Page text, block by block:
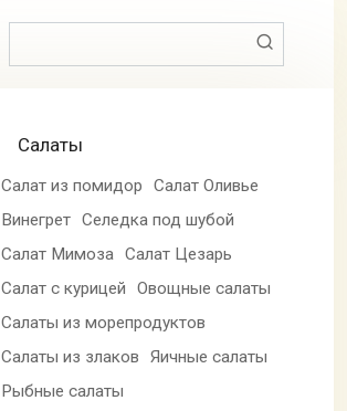
Салаты
Салат из помидор
Салат Оливье
Винегрет Селедка под шубой
Салат Мимоза Салат Цезарь
Салат с курицей
Овощные салаты
Салаты из морепродуктов
Салаты из злаков
Яичные салаты
Рыбные салаты